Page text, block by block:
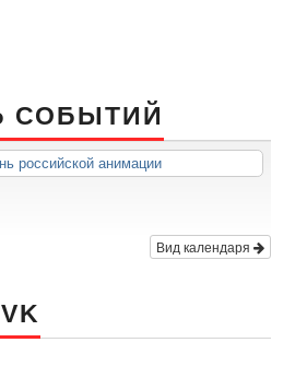
СОБЫТИЙ
российской анимации
Вид календаря